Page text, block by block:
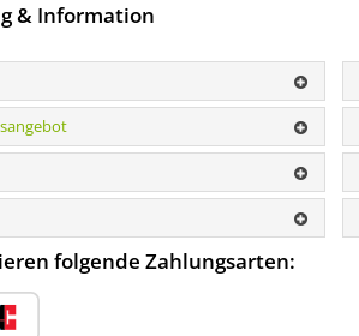
& Information
folgende Zahlungsarten: